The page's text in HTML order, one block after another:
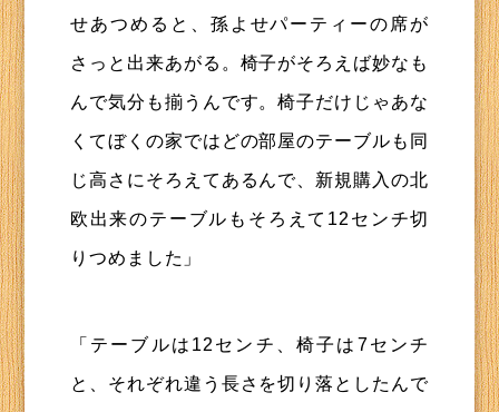
せあつめると、孫よせパーティーの席が
さっと出来あがる。椅子がそろえば妙なも
んで気分も揃うんです。椅子だけじゃあな
くてぼくの家ではどの部屋のテーブルも同
じ高さにそろえてあるんで、新規購入の北
欧出来のテーブルもそろえて12センチ切
りつめました」
「テーブルは12センチ、椅子は7センチ
と、それぞれ違う長さを切り落としたんで